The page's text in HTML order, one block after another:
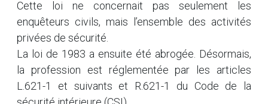
Cette loi ne concernait pas seulement les
enquêteurs civils, mais l’ensemble des activités
privées de sécurité.
La loi de 1983 a ensuite été abrogée. Désormais,
la profession est réglementée par les articles
L.621-1 et suivants et R.621-1 du Code de la